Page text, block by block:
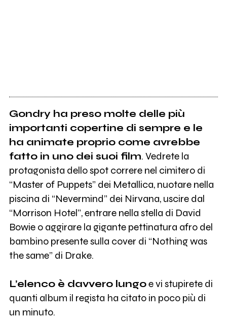
Gondry ha preso molte delle più
importanti copertine di sempre e le
ha animate proprio come avrebbe
fatto in uno dei suoi film. Vedrete la
protagonista dello spot correre nel cimitero di
“Master of Puppets” dei Metallica, nuotare nella
piscina di “Nevermind” dei Nirvana, uscire dal
“Morrison Hotel”, entrare nella stella di David
Bowie o aggirare la gigante pettinatura afro del
bambino presente sulla cover di “Nothing was
the same” di Drake.
L’elenco è davvero lungoe vi stupirete di
quanti album il regista ha citato in poco più di
un minuto.